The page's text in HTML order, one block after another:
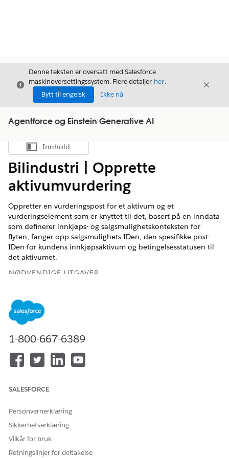
Avslutt
Denne teksten er oversatt med Salesforce
maskinoversettingssystem. Flere detaljer her.
Bytt til engelsk
Ikke nå
Avslutt
Agentforce og Einstein Generative AI
Vis innholdsfortegnelse
Innhold
Bilindustri | Opprette
aktivumvurdering
Oppretter en vurderingspost for et aktivum og et
vurderingselement som er knyttet til det, basert på en inndata
som definerer innkjøps- og salgsmulighetskonteksten for
flyten, fanger opp salgsmulighets-IDen, den spesifikke post-
IDen for kundens innkjøpsaktivum og betingelsesstatusen til
det aktivumet.
NØDVENDIGE UTGAVER
Tilgjengelig i Lightning Experience
Tilgjengelig i
Developer
eller inkludert i Agentforce 1 Automotive Edition. Krever at
hver bruker har tillegget Agentforce for bilindustri for å få
tilgang til handlingen.
BRUKERTILLATELSE
Handlingsdetaljer
API-navn
1-800-667-6389
SALESFORCE
Personvernerklæring
Sikkerhetserklæring
Vilkår for bruk
Retningslinjer for deltakelse